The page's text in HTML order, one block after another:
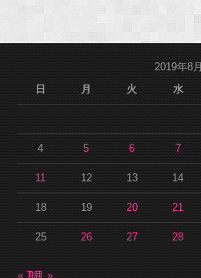
2019年8月
日
月 火 水
4 5 6 7
11 12 13 14
18 19 20 21
25 26 27 28